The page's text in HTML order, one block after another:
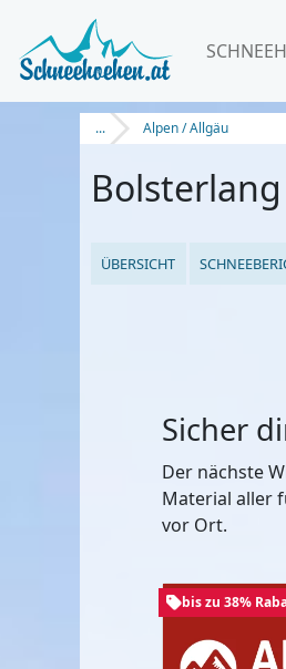
... Alpen / Allgäu
ÜBERSICHT
Sicher
Der nächste
Material aller
vor Ort.
bis zu 38%